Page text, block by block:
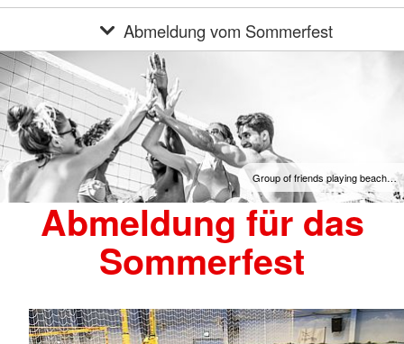
Abmeldung vom Sommerfest
Group of friends playing beach…
Abmeldung für das
Sommerfest